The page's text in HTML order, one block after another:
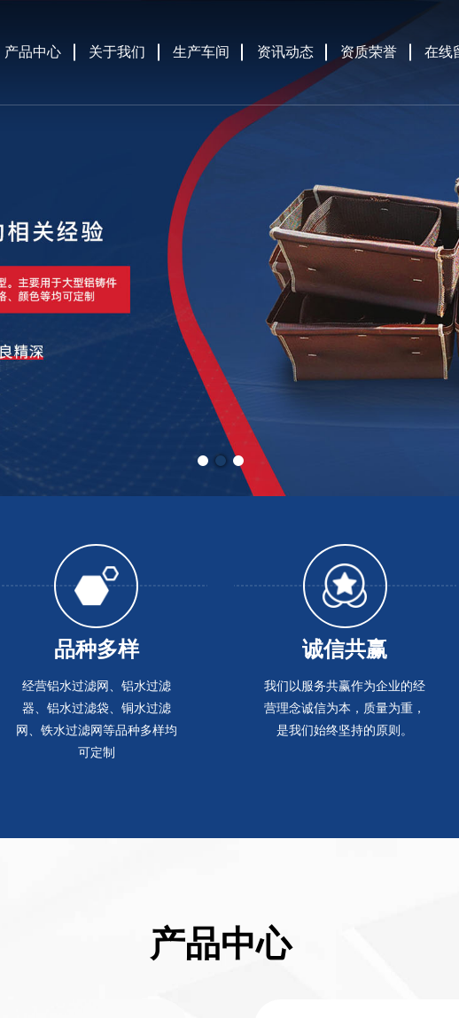
产品中心 关于我们 生产车间 资讯动态 资质荣誉 在线
品种多样
经营铝水过滤网、铝水过滤
器、铝水过滤袋、铜水过滤
网、铁水过滤网等品种多样均
可定制
诚信共赢
我们以服务共赢作为企业的经
营理念诚信为本，质量为重，
是我们始终坚持的原则。
产品中心